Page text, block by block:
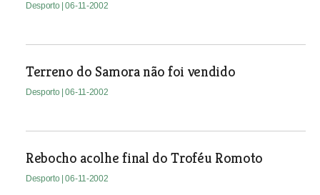
Desporto | 06-11-2002
Terreno do Samora não foi vendido
Desporto | 06-11-2002
Rebocho acolhe final do Troféu Romoto
Desporto | 06-11-2002